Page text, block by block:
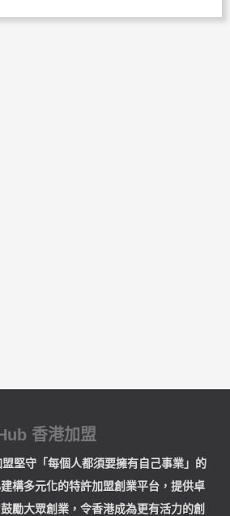
香港加盟
堅守「每個人都須要擁有自己事業」的
構多元化的特許加盟創業平台，提供卓
勵大眾創業，令香港成為更有活力的創